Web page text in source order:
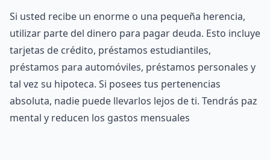
Si usted recibe un enorme o una pequeña herencia,
utilizar parte del dinero para pagar deuda. Esto incluye
tarjetas de crédito, préstamos estudiantiles,
préstamos para automóviles, préstamos personales y
tal vez su hipoteca. Si posees tus pertenencias
absoluta, nadie puede llevarlos lejos de ti. Tendrás paz
mental y reducen los gastos mensuales